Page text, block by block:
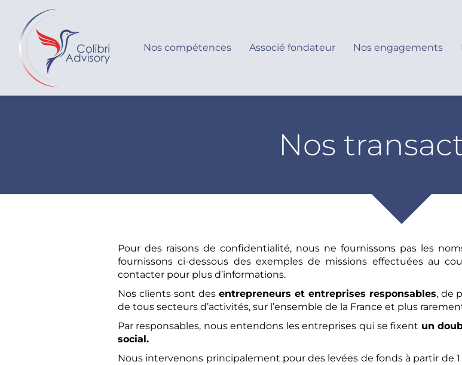
Nos compétences Associé fondateur Nos engagements
Nos
Pour des raisons de confidentialité, nous ne fournissons pas les
fournissons ci-dessous des exemples de missions effectuées au
contacter pour plus d’informations.
Nos clients sont des entrepreneurs et entreprises responsables, de
de tous secteurs d’activités, sur l’ensemble de la France et plus
Par responsables, nous entendons les entreprises qui se fixent un
social.
Nous intervenons principalement pour des levées de fonds à partir de